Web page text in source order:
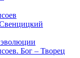
эволюции
Бог – Творец